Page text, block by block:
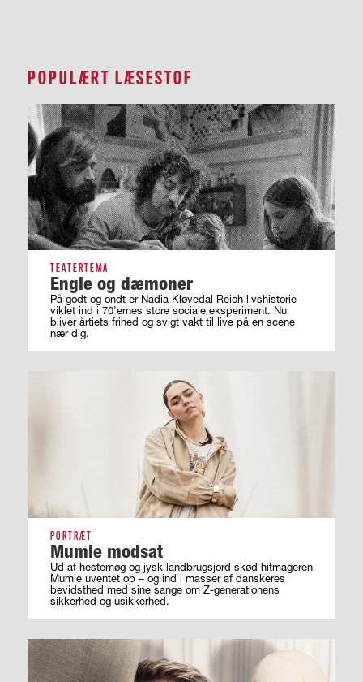
POPULÆRT LÆSESTOF
TEATERTEMA
Engle og dæmoner
På godt og ondt er Nadia Kløvedal Reich livshistorie
viklet ind i 70’ernes store sociale eksperiment. Nu
bliver årtiets frihed og svigt vakt til live på en scene
nær dig.
PORTRÆT
Mumle modsat
Ud af hestemøg og jysk landbrugsjord skød hitmageren
Mumle uventet op – og ind i masser af ­danskeres
bevidsthed med sine sange om ­Z-generationens
sikkerhed og usikkerhed.